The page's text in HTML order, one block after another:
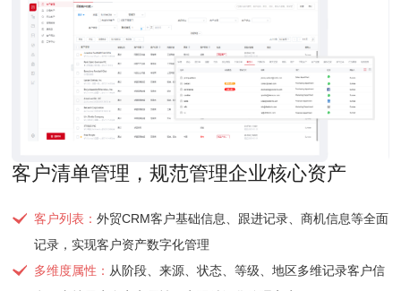
客户清单管理，规范管理企业核心资产
客户列表：外贸CRM客户基础信息、跟进记录、商机信息等全面
记录，实现客户资产数字化管理
多维度属性： 从阶段、来源、状态、等级、地区多维记录客户信